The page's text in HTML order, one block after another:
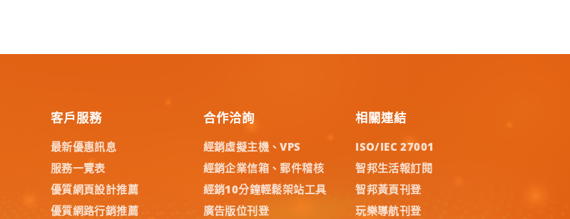
客戶服務
最新優惠訊息
服務一覽表
優質網頁設計推薦
優質網路行銷推薦
合作洽詢
經銷虛擬主機、VPS
經銷企業信箱、郵件稽核
經銷10分鐘輕鬆架站工具
廣告版位刊登
相關連結
ISO/IEC 27001
智邦生活報訂閱
智邦黃頁刊登
玩樂導航刊登